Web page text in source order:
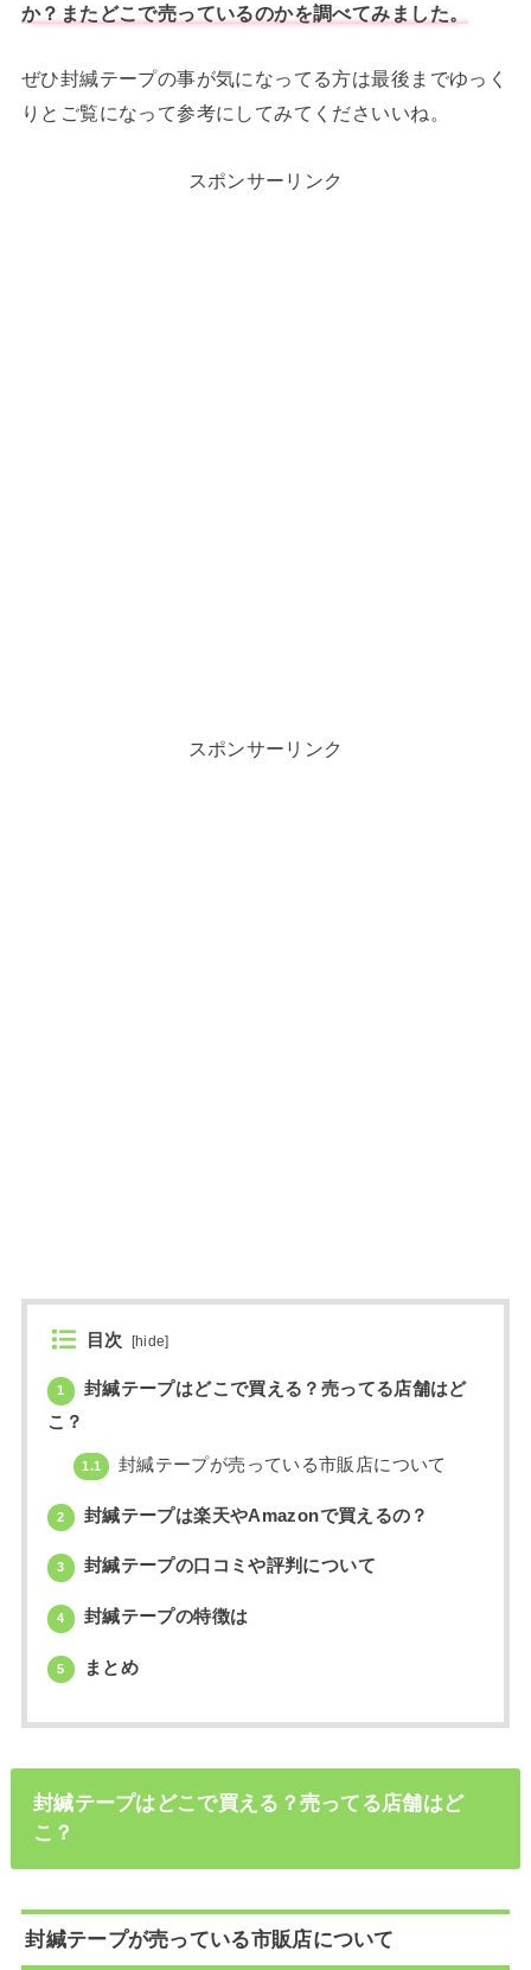
か？またどこで売っているのかを調べてみました。
ぜひ封緘テープの事が気になってる方は最後までゆっく
りとご覧になって参考にしてみてくださいいね。
スポンサーリンク
スポンサーリンク
目次 [hide]
1
封緘テープはどこで買える？売ってる店舗はど
こ？
1.1 封緘テープが売っている市販店について
2 封緘テープは楽天やAmazonで買えるの？
3 封緘テープの口コミや評判について
4 封緘テープの特徴は
5 まとめ
封緘テープはどこで買える？売ってる店舗はど
こ？
封緘テープが売っている市販店について